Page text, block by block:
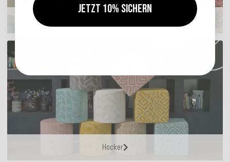
Hocker
Jetzt 10% sichern